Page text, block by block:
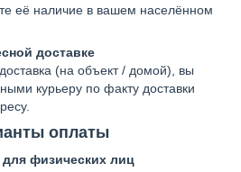
её наличие в вашем населённом
доставке
(на объект / домой), вы
курьеру по факту доставки
оплаты
физических лиц